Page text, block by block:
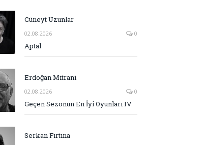
Cüneyt Uzunlar
02.08.2026 0
Aptal
Erdoğan Mitrani
02.08.2026 0
Geçen Sezonun En İyi Oyunları IV
Serkan Fırtına